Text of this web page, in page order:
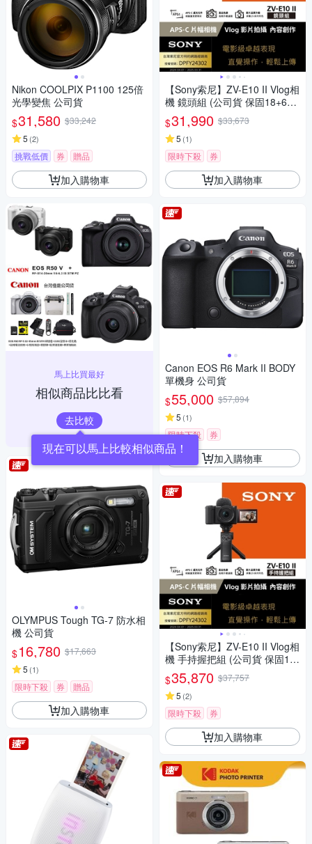
Nikon COOLPIX P1100 125倍
光學變焦 公司貨
$31,580 $33,242
5 (2)
挑戰低價 券 贈品
加入購物車
馬上比買最好
相似商品比比看
去比較
現在可以馬上比較相似商品！
OLYMPUS Tough TG-7 防水相
機 公司貨
$16,780 $17,663
5 (1)
限時下殺 券 贈品
加入購物車
【Sony索尼】ZV-E10 II Vlog相
機 鏡頭組 (公司貨 保固18+6個
月)
$31,990 $33,673
5 (1)
限時下殺 券
加入購物車
Canon EOS R6 Mark II BODY
單機身 公司貨
$55,000 $57,894
5 (1)
限時下殺 券
加入購物車
【Sony索尼】ZV-E10 II Vlog相
機 手持握把組 (公司貨 保固18
+6個月)
$35,870 $37,757
5 (2)
限時下殺 券
加入購物車